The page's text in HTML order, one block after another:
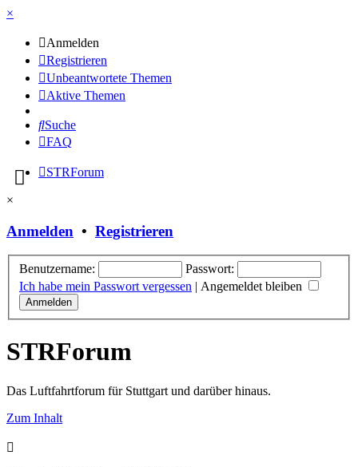
×
Anmelden
Registrieren
Unbeantwortete Themen
Aktive Themen
Suche
FAQ
STRForum
×
Anmelden • Registrieren
Benutzername:
Passwort:
Ich habe mein Passwort vergessen | Angemeldet bleiben
STRForum
Das Luftfahrtforum für Stuttgart und darüber hinaus.
Zum Inhalt